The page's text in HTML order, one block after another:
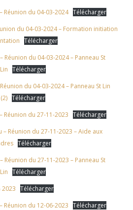
Réunion du 04-03-2024 Télécharger
du 04-03-2024 – Formation initiation
Télécharger
Réunion du 04-03-2024 – Panneau St
Lin Télécharger
du 04-03-2024 – Panneau St Lin
(2) Télécharger
Réunion du 27-11-2023 Télécharger
– Réunion du 27-11-2023 – Aide aux
Télécharger
Réunion du 27-11-2023 – Panneau St
Lin Télécharger
2023 Télécharger
Réunion du 12-06-2023 Télécharger